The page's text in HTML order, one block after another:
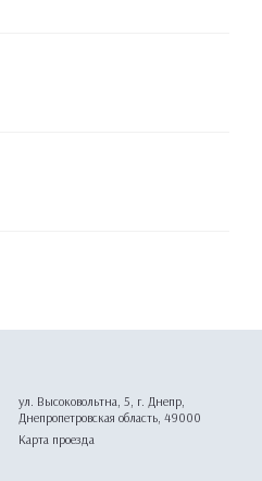
ул. Высоковольтна, 5, г. Днепр,
Днепропетровская область, 49000
Карта проезда